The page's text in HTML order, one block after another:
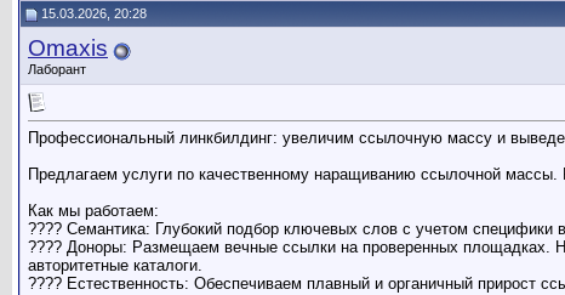
15.03.2026, 20:28
Omaxis
Лаборант
Профессиональный линкбилдинг: увеличим ссылочную массу и
Предлагаем услуги по качественному наращиванию ссылочной
Как мы работаем:
???? Семантика: Глубокий подбор ключевых слов с учетом
???? Доноры: Размещаем вечные ссылки на проверенных площадках.
авторитетные каталоги.
???? Естественность: Обеспечиваем плавный и органичный прирост